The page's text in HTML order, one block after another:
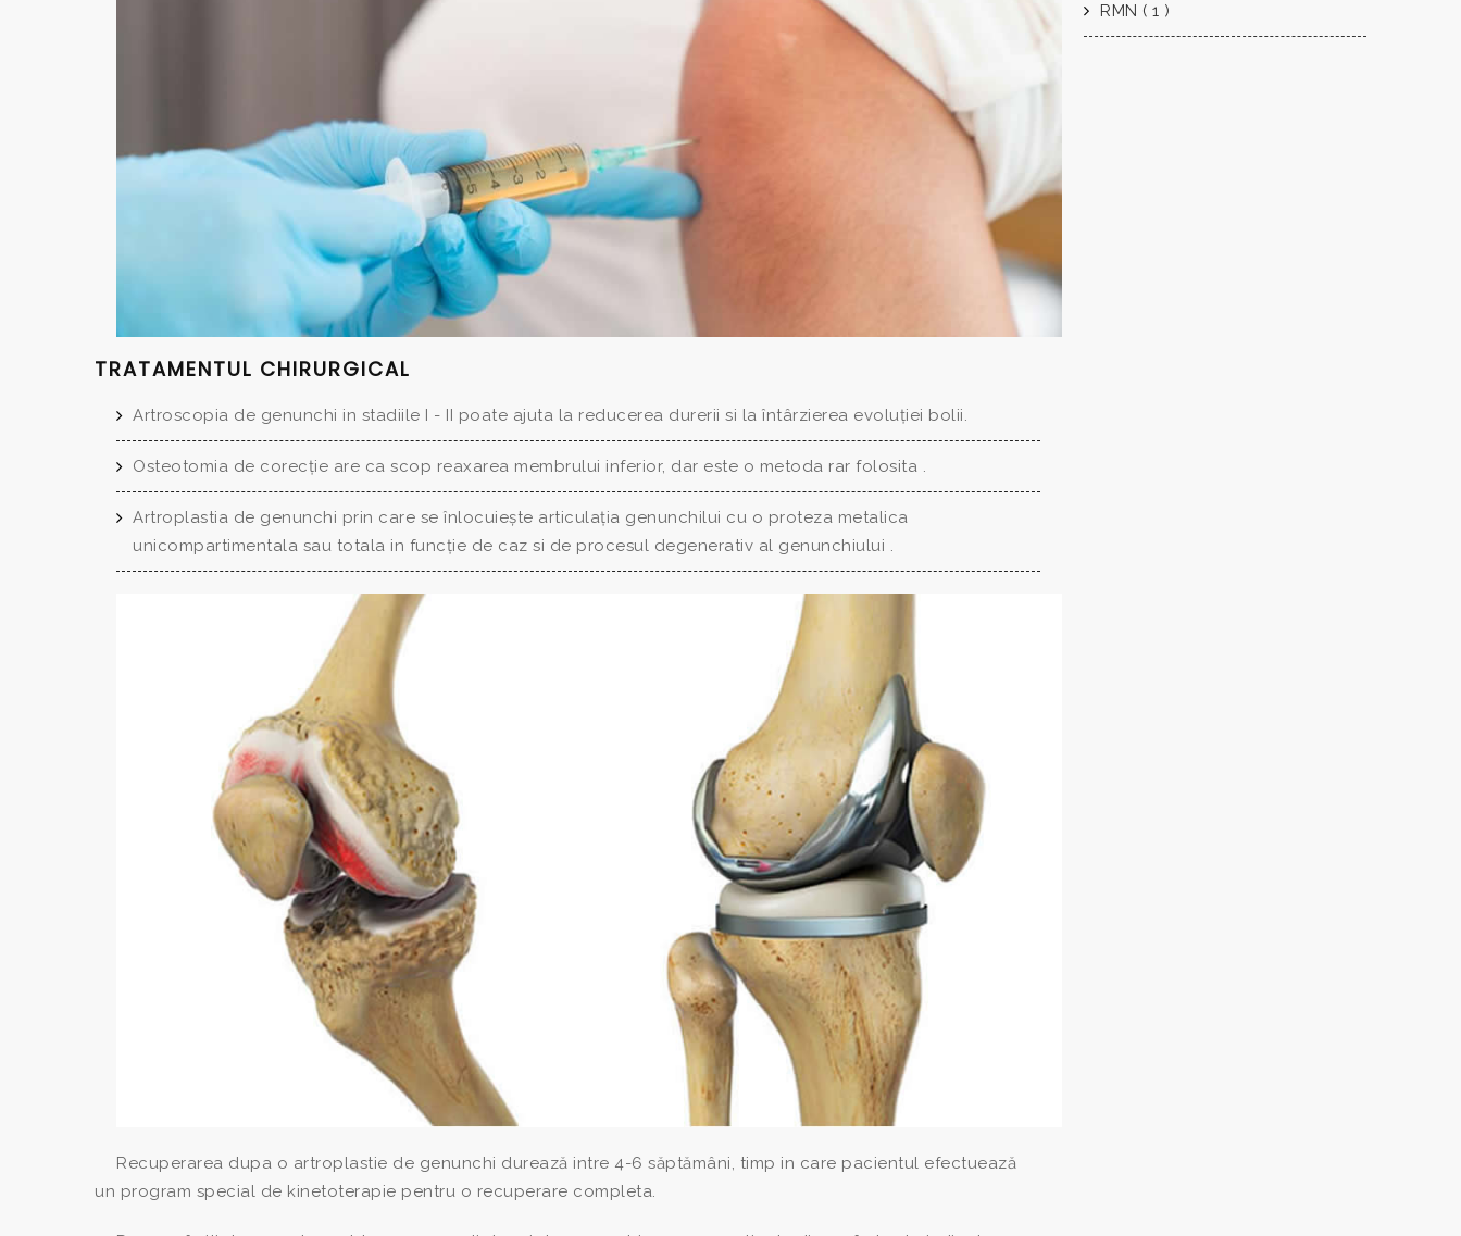
TRATAMENTUL CHIRURGICAL
Artroscopia de genunchi in stadiile I - II poate ajuta la reducerea durerii si la întârzierea evoluției bolii.
Osteotomia de corecție are ca scop reaxarea membrului inferior, dar este o metoda rar folosita .
Artroplastia de genunchi prin care se înlocuiește articulația genunchilui cu o proteza metalica
unicompartimentala sau totala in funcție de caz si de procesul degenerativ al genunchiului .
Recuperarea dupa o artroplastie de genunchi durează intre 4-6 săptămâni, timp in care pacientul efectuează
un program special de kinetoterapie pentru o recuperare completa.
RMN ( 1 )